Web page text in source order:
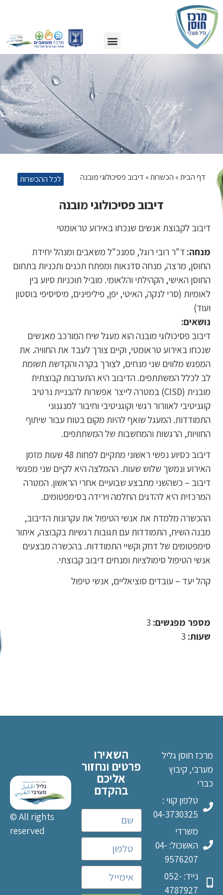
דף הבית» הכשרות» דיבוב פסיכולוגי מובנה לכל ההכשרות
דיבוב פסיכולוגי מובנה
דיבוב לקבוצת אנשים שנכחו באירוע טראומטי
מנחה: ד"ר רובי רוגל, סמנכ"ל משאבים ומנהל יחידת
החוסן, מרצה, מנחה סדנאות ומפתח תכנים ותכניות בתחום
החוסן האישי, הקהילתי והלאומי. מוביל תוכניות סיוע בין
לאומיות (סרי לנקה, האיטי, יפן, פיליפינים, מיסיסיפי בוסטון
ועוד)
נושאים:
דיבוב פסיכולוגי מובנה הוא מעגל שיח המורכב מאנשים
שנכחו באירוע טראומטי, וקיים צורך לעבד את החוויה. את
המפגש מלווים שני מנחים, לצורך בקרה והקדשת תשומת
לב לכלל המשתתפים. הדיבוב היא התערבות קבוצתית
מובנית (CISD) במטרה לייצר אפשרות להבניית נרטיב
קוגניטיבי לאוורור רגשי וקוגניטיבי וחיבור למנגנוני
התמודדות. המעגל שואף להיות מקום בטוח עבור שיתוף
החוויות, הרגשות והמחשבות של המשתתפים.
דיבוב כסיוע נפשי ראשוני מתקיים לפחות 48 שעות מזמן
האירוע ונמשך שלוש שעות. ההמלצה היא לקיים שני מפגשי
דיבוב – כשהשני מתבצע שבועיים אחרי הראשון. המטרה
המרכזית היא להדגים החלמה וירידה בסימפטומים.
ההכשרה מלמדת את אנשי הטיפול את עקרונות הדיבוב,
מבנה השיח, התמודדות עם תגובות רגשיות בקבוצה, איתור
סימפטומים של דחק וקשיי התמודדות. בהכשרה מבצעים
אנשי הטיפול סימולציות ומנחים דיבוב קבוצתי.
קהל יעד – עובדים סוציאליים, אנשי טיפול
מספר מפגשים: 3
שעות: 3
מרכז חוסן גליל
מערבי, קיבוץ
כברי
טלפון קווי :
04-3730325
משרדי
האשכול: 04-
9576207
נייד: 052-
4787927
השאירו
פרטים ונחזור
אליכם
בהקדם
© All rights
reserved
טופס רישום להכשרה
דיבוב פסיכולוגי מובנה